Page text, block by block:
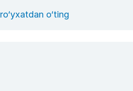
ro‘yxatdan o‘ting